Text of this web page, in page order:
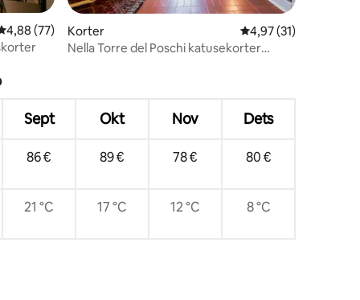
hinnang 4,88/5, 77 hinnangut
4,88 (77)
Korter Keskmine hinnang
4,97 (31)
Nella Torre del Poschi katusekorter
Sept Okt Nov Dets
86 € 89 € 78 € 80 €
21 °C 17 °C 12 °C 8 °C